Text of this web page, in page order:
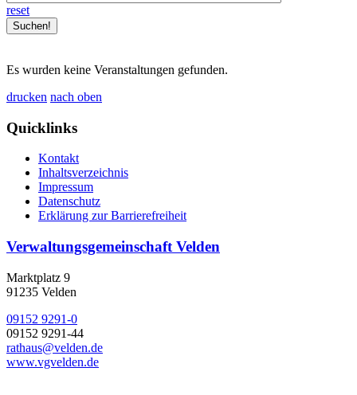
reset
Es wurden keine Veranstaltungen gefunden.
drucken nach oben
Quicklinks
Kontakt
Inhaltsverzeichnis
Impressum
Datenschutz
Erklärung zur Barrierefreiheit
Verwaltungsgemeinschaft Velden
Marktplatz 9
91235 Velden
09152 9291-0
09152 9291-44
rathaus@velden.de
www.vgvelden.de